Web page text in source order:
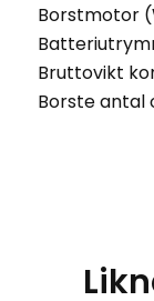
Borstmotor
Bruttovikt
Borste antal